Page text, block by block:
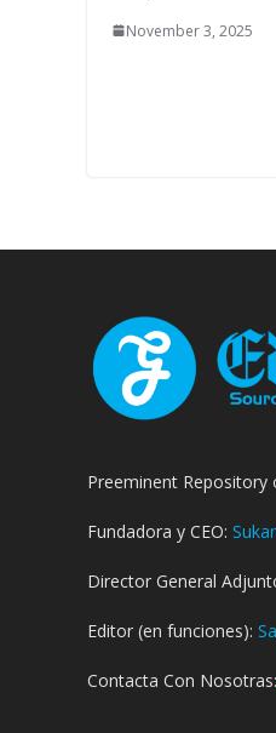
November 3, 2025
Preeminent Repository
Fundadora y CEO:
Director General
Editor (en funciones):
Contacta Con Nosotras: